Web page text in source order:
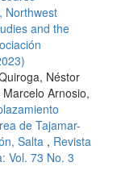
Northwest
and the
Néstor
Arnosio,
de Tajamar-
Salta , Revista
Vol. 73 No. 3